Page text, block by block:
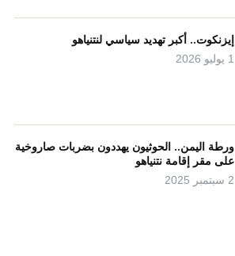
إيزنكوت.. أكبر تهديد سياسي لنتنياهو
1 يوليو 2026
ورطة اليمن.. الحوثيون يهددون بضربات صاروخية
على مقر إقامة نتنياهو
2 سبتمبر 2025